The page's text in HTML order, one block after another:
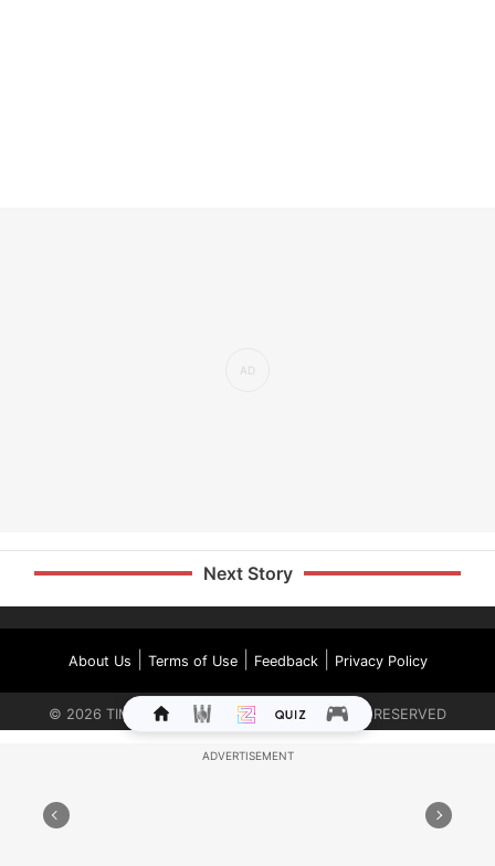
Next Story
About Us Terms of Use| Feedback| Privacy Policy
© 2026 TIMES INTERNET LIMITED. ALL RIGHTS RESERVED